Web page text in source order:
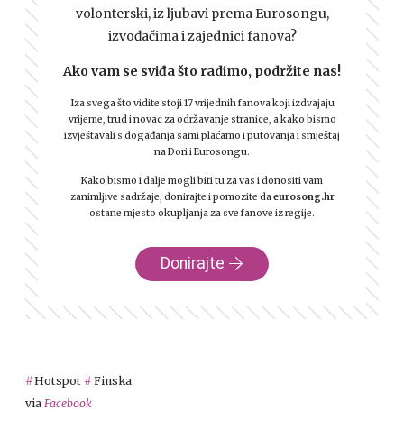
volonterski, iz ljubavi prema Eurosongu,
izvođačima i zajednici fanova?
Ako vam se sviđa što radimo, podržite nas!
Iza svega što vidite stoji 17 vrijednih fanova koji izdvajaju
vrijeme, trud i novac za održavanje stranice, a kako bismo
izvještavali s događanja sami plaćamo i putovanja i smještaj
na Dori i Eurosongu.
Kako bismo i dalje mogli biti tu za vas i donositi vam
zanimljive sadržaje, donirajte i pomozite da eurosong.hr
ostane mjesto okupljanja za sve fanove iz regije.
Donirajte
Hotspot
Finska
via Facebook